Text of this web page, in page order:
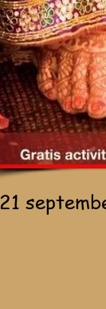
21